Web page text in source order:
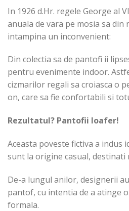
In 1926 d.Hr. regele George al
anuala de vara pe mosia sa din
intampina un inconvenient:
Din colectia sa de pantofi ii
pentru evenimente indoor.
cizmarilor regali sa croiasca o
on, care sa fie confortabili si
Rezultatul? Pantofii loafer!
Aceasta poveste fictiva a indus
sunt la origine casual, destinati
De-a lungul anilor, designerii
pantof, cu intentia de a atinge
formala.